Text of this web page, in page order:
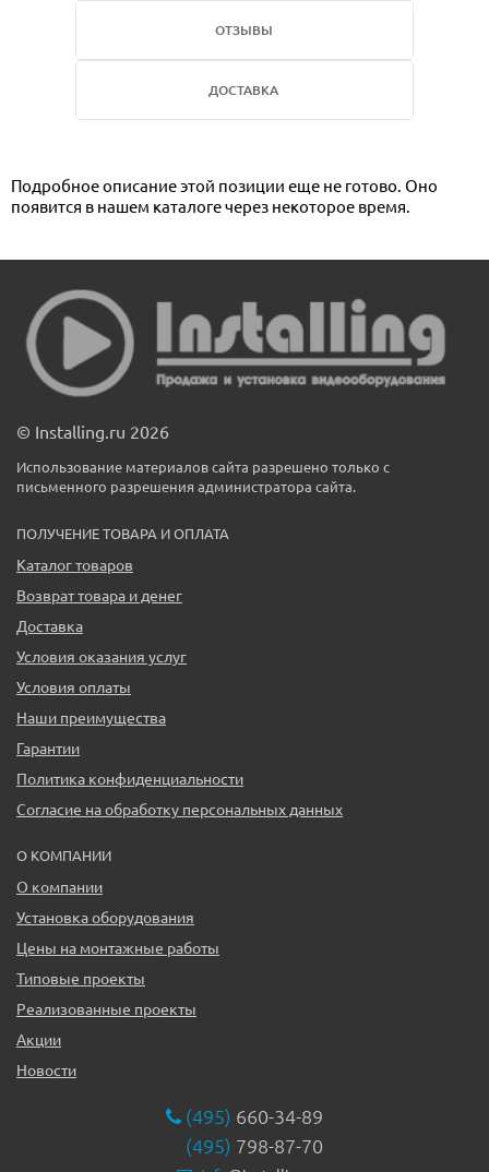
ОТЗЫВЫ
ДОСТАВКА
Подробное описание этой позиции еще не готово. Оно
появится в нашем каталоге через некоторое время.
© Installing.ru 2026
Использование материалов сайта разрешено только с
письменного разрешения администратора сайта.
ПОЛУЧЕНИЕ ТОВАРА И ОПЛАТА
Каталог товаров
Возврат товара и денег
Доставка
Условия оказания услуг
Условия оплаты
Наши преимущества
Гарантии
Политика конфиденциальности
Согласие на обработку персональных данных
О КОМПАНИИ
О компании
Установка оборудования
Цены на монтажные работы
Типовые проекты
Реализованные проекты
Акции
Новости
(495) 660-34-89
(495) 798-87-70